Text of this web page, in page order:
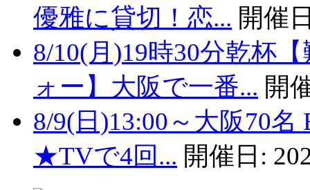
優雅に貸切！恋... 開催
8/10(月)19時30分乾杯
ォー】大阪で一番... 開
8/9(日)13:00～大阪70
★TVで4回... 開催日: